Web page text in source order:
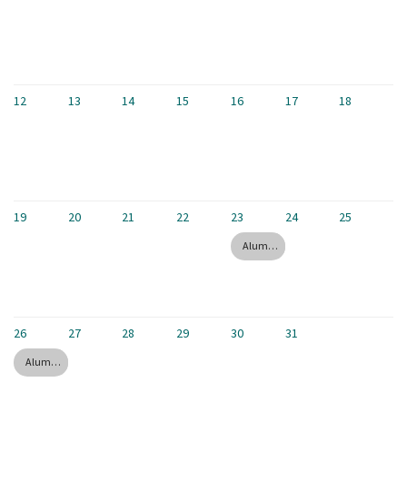
12 13 14 15 16 17 18
19 20 21 22 23
Alumni Stammtisch July
24 25
26
Alumni Waterskiing and Barbecue 2026
27 28 29 30 31